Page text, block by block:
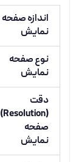
اندازه صفحه
نمایش
نوع صفحه
نمایش
دقت
(Resolution)
صفحه
نمایش